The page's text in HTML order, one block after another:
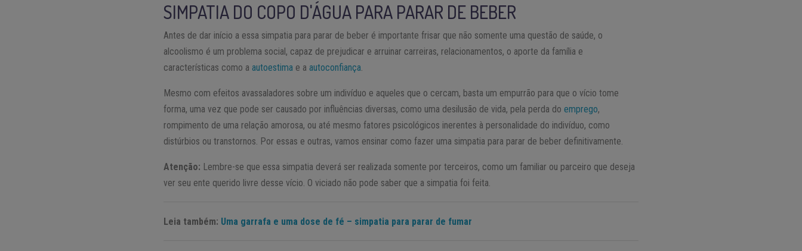
SIMPATIA DO COPO D'ÁGUA PARA PARAR DE BEBER
Antes de dar início a essa simpatia para parar de beber é importante frisar que não somente uma questão de saúde, o
alcoolismo é um problema social, capaz de prejudicar e arruinar carreiras, relacionamentos, o aporte da família e
características como aautoestima e aautoconfiança.
Mesmo com efeitos avassaladores sobre um indivíduo e aqueles que o cercam, basta um empurrão para que o vício tome
forma, uma vez que pode ser causado por influências diversas, como uma desilusão de vida, pela perda doemprego,
rompimento de uma relação amorosa, ou até mesmo fatores psicológicos inerentes à personalidade do indivíduo, como
distúrbios ou transtornos. Por essas e outras, vamos ensinar como fazer uma simpatia para parar de beber definitivamente.
Atenção: Lembre-se que essa simpatia deverá ser realizada somente por terceiros, como um familiar ou parceiro que deseja
ver seu ente querido livre desse vício. O viciado não pode saber que a simpatia foi feita.
Leia também: Uma garrafa e uma dose de fé – simpatia para parar de fumar